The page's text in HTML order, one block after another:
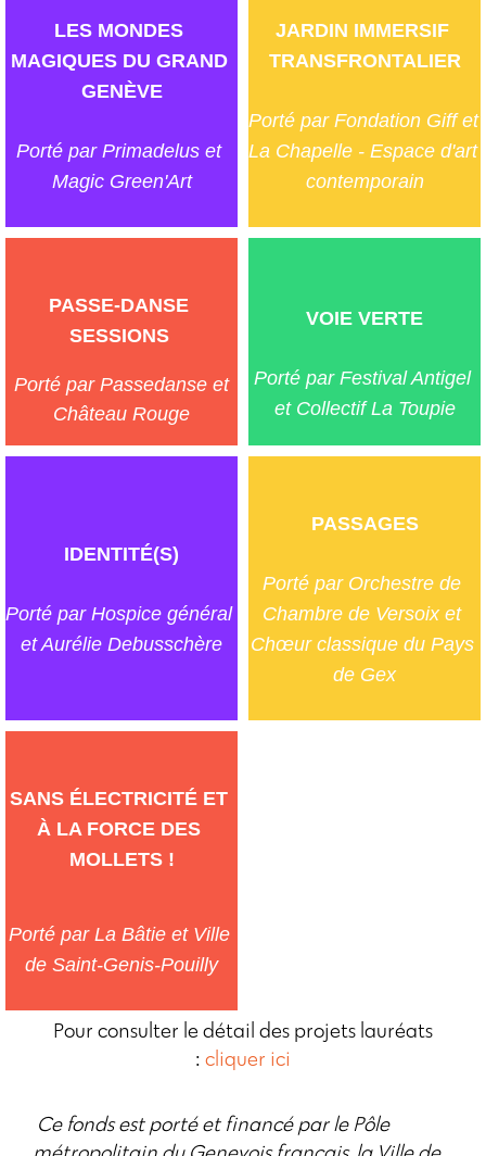
LES MONDES
MAGIQUES DU GRAND
GENÈVE
Porté par Primadelus et
Magic Green'Art
JARDIN IMMERSIF
TRANSFRONTALIER
Porté par Fondation Giff et
La Chapelle - Espace d'art
contemporain
PASSE-DANSE
SESSIONS
Porté par Passedanse et
Château Rouge
VOIE VERTE
Porté par Festival Antigel
et Collectif La Toupie
IDENTITÉ(S)
Porté par Hospice général
et Aurélie Debusschère
PASSAGES
Porté par Orchestre de
Chambre de Versoix et
Chœur classique du Pays
de Gex
SANS ÉLECTRICITÉ ET
À LA FORCE DES
MOLLETS !
Porté par La Bâtie et Ville
de Saint-Genis-Pouilly
Pour consulter le détail des projets lauréats
: cliquer ici
Ce fonds est porté et financé par le Pôle